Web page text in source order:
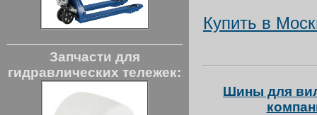
Запчасти для
гидравлических тележек:
Купить в
Шины для